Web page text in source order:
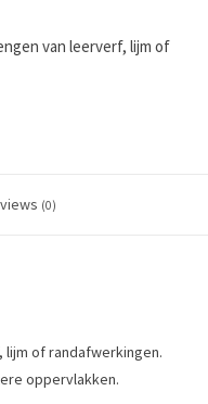
van leerverf, lijm of
(0)
lijm of randafwerkingen.
oppervlakken.